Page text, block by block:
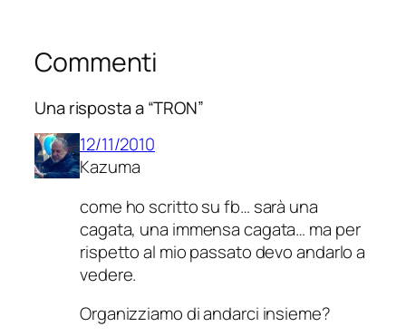
Commenti
Una risposta a “TRON”
12/11/2010
Kazuma
come ho scritto su fb… sarà una
cagata, una immensa cagata… ma per
rispetto al mio passato devo andarlo a
vedere.
Organizziamo di andarci insieme?